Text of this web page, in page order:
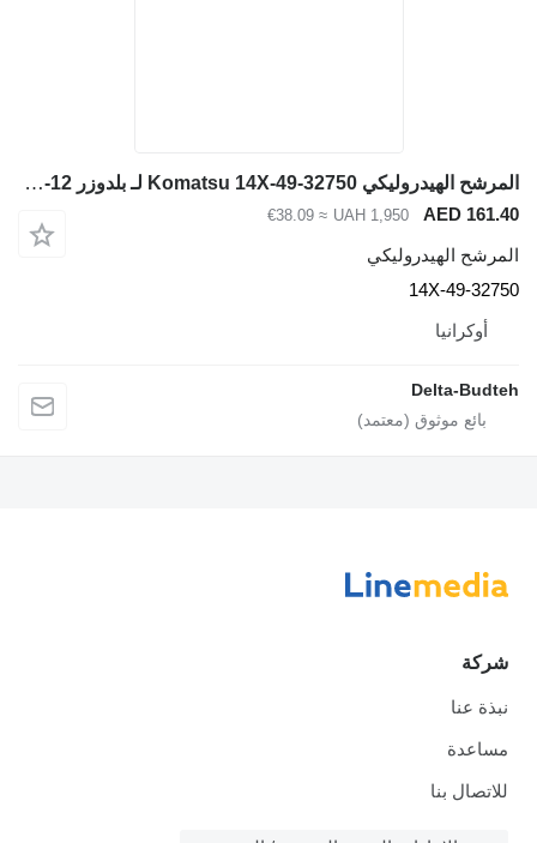
المرشح الهيدروليكي Komatsu 14X-49-32750 لـ بلدوزر Komatsu D65EX-12, D65PX-12
AED
UAH 1,950
≈ €38.09
الهيدروليكي
14X-49-
أوكرانيا
Delta-
شركة
نبذة عنا
مساعدة
للاتصال بنا